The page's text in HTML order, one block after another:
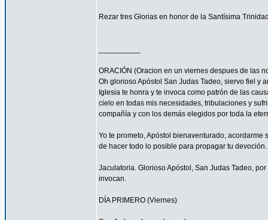
Rezar tres Glorias en honor de la Santísima
ORACIÓN (Oracion en un viernes despues de las
Oh glorioso Apóstol San Judas Tadeo, siervo fiel y
Iglesia te honra y te invoca como patrón de las
cielo en todas mis necesidades, tribulaciones y
compañía y con los demás elegidos por toda la
Yo te prometo, Apóstol bienaventurado,
de hacer todo lo posible para propagar tu devoción.
Jaculatoria. Glorioso Apóstol, San Judas Tadeo,
invocan.
DÍA PRIMERO (Viernes)